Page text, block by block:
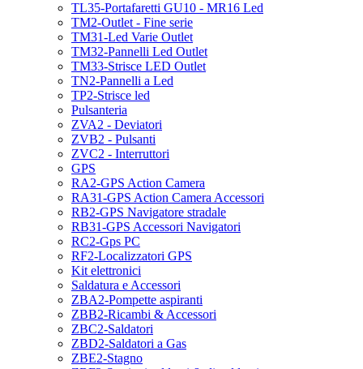
TL35-Portafaretti GU10 - MR16 Led
TM2-Outlet - Fine serie
TM31-Led Varie Outlet
TM32-Pannelli Led Outlet
TM33-Strisce LED Outlet
TN2-Pannelli a Led
TP2-Strisce led
Pulsanteria
ZVA2 - Deviatori
ZVB2 - Pulsanti
ZVC2 - Interruttori
GPS
RA2-GPS Action Camera
RA31-GPS Action Camera Accessori
RB2-GPS Navigatore stradale
RB31-GPS Accessori Navigatori
RC2-Gps PC
RF2-Localizzatori GPS
Kit elettronici
Saldatura e Accessori
ZBA2-Pompette aspiranti
ZBB2-Ricambi & Accessori
ZBC2-Saldatori
ZBD2-Saldatori a Gas
ZBE2-Stagno